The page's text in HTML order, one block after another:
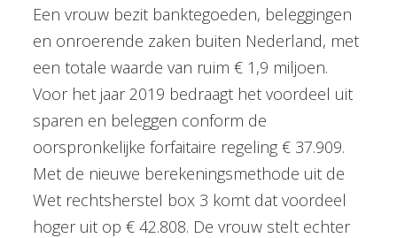
Een vrouw bezit banktegoeden, beleggingen
en onroerende zaken buiten Nederland, met
een totale waarde van ruim € 1,9 miljoen.
Voor het jaar 2019 bedraagt het voordeel uit
sparen en beleggen conform de
oorspronkelijke forfaitaire regeling € 37.909.
Met de nieuwe berekeningsmethode uit de
Wet rechtsherstel box 3 komt dat voordeel
hoger uit op € 42.808. De vrouw stelt echter